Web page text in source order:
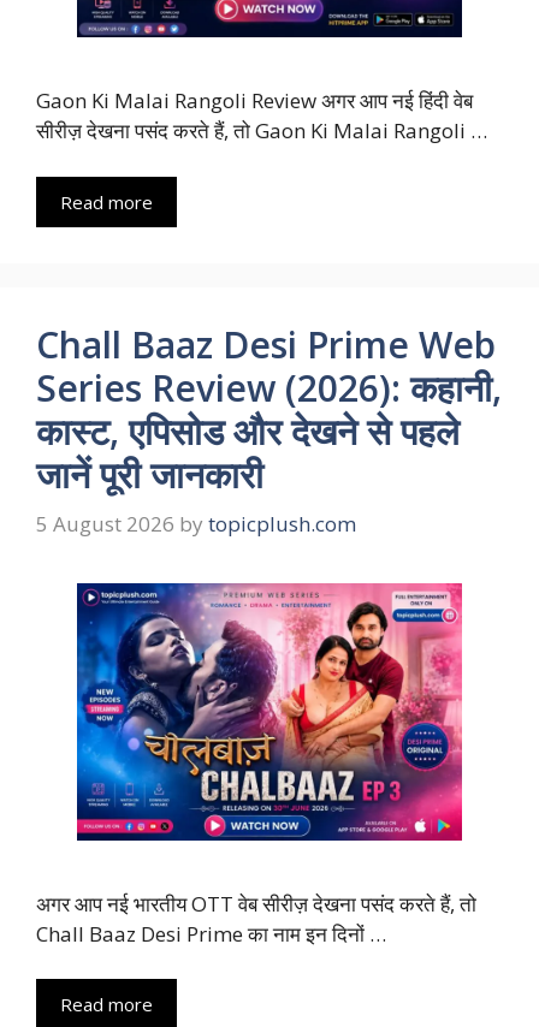
Gaon Ki Malai Rangoli Review अगर आप नई हिंदी वेब
सीरीज़ देखना पसंद करते हैं, तो Gaon Ki Malai Rangoli …
Read more
Chall Baaz Desi Prime Web
Series Review (2026): कहानी,
कास्ट, एपिसोड और देखने से पहले
जानें पूरी जानकारी
5 August 2026 by topicplush.com
अगर आप नई भारतीय OTT वेब सीरीज़ देखना पसंद करते हैं, तो
Chall Baaz Desi Prime का नाम इन दिनों …
Read more